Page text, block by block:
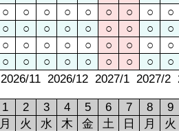
○ ○ ○ ○ ○ ○ ○ ○
○
○ ○ ○ ○ ○ ○ ○ ○
○
○ ○ ○ ○ ○ ○ ○ ○
○
○ ○ ○ ○ ○ ○ ○ ○
○
2026/11 2026/12 2027/1 2027/2
1 2 3 4 5 6 7 8
9
月
火 水 木 金 土 日 月
火